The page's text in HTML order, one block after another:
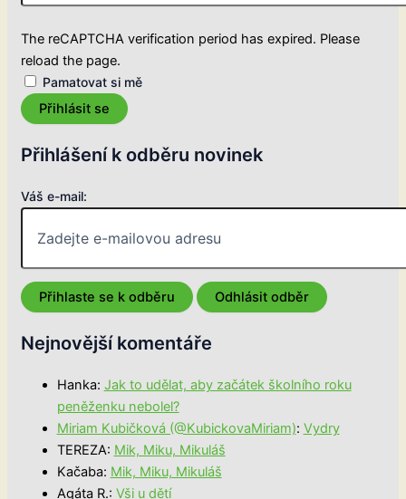
The reCAPTCHA verification period has expired. Please
reload the page.
Pamatovat si mě
Přihlásit se
Přihlášení k odběru novinek
Váš e-mail:
Nejnovější komentáře
Hanka: Jak to udělat, aby začátek školního roku
peněženku nebolel?
Miriam Kubičková (@KubickovaMiriam): Vydry
TEREZA: Mik, Miku, Mikuláš
Kačaba: Mik, Miku, Mikuláš
Agáta R.: Vši u dětí